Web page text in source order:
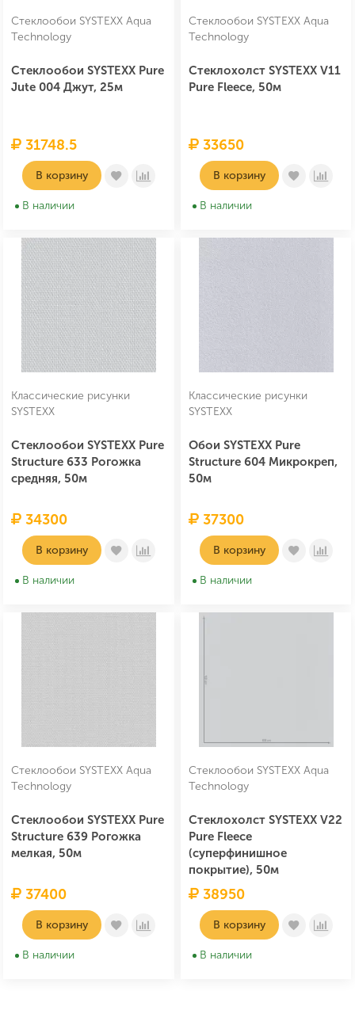
Стеклообои SYSTEXX Aqua
Technology
Стеклообои SYSTEXX Pure
Jute 004 Джут, 25м
31748.5
В корзину
В наличии
Стеклообои SYSTEXX Aqua
Technology
Стеклохолст SYSTEXX V11
Pure Fleece, 50м
33650
В корзину
В наличии
Классические рисунки
SYSTEXX
Стеклообои SYSTEXX Pure
Structure 633 Рогожка
средняя, 50м
34300
В корзину
В наличии
Классические рисунки
SYSTEXX
Обои SYSTEXX Pure
Structure 604 Микрокреп,
50м
37300
В корзину
В наличии
Стеклообои SYSTEXX Aqua
Technology
Стеклообои SYSTEXX Pure
Structure 639 Рогожка
мелкая, 50м
37400
В корзину
В наличии
Стеклообои SYSTEXX Aqua
Technology
Стеклохолст SYSTEXX V22
Pure Fleece
(суперфинишное
покрытие), 50м
38950
В корзину
В наличии